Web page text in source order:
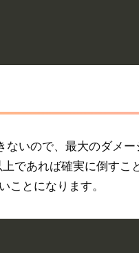
いので、最大のダメ
であれば確実に倒すこ
ことになります。